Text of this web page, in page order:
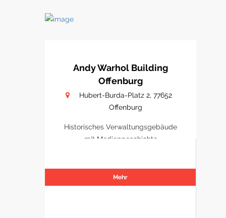
Andy Warhol Building
Offenburg
Hubert-Burda-Platz 2, 77652
Offenburg
Historisches Verwaltungsgebäude
mit Mediengeschichte
Mehr